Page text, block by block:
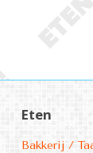
Eten
Bakkerij /